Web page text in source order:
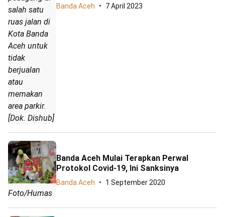
salah satu
ruas jalan di
Kota Banda
Aceh untuk
tidak
berjualan
atau
memakan
area parkir.
[Dok. Dishub]
Banda Aceh 7 April 2023
Foto/Humas
Banda Aceh Mulai Terapkan Perwal
Protokol Covid-19, Ini Sanksinya
Banda Aceh 1 September 2020